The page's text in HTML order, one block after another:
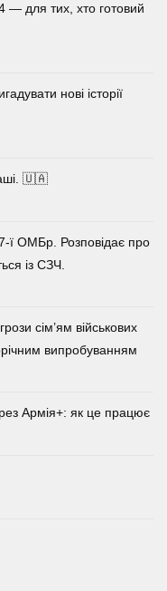
— для тих, хто готовий
нові історії
🇺🇦
ї ОМБр. Розповідає про
із СЗЧ.
сім’ям військових
випробуванням
Армія+: як це працює